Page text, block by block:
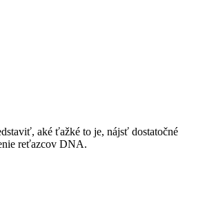
aké ťažké to je, nájsť dostatočné
reťazcov DNA.